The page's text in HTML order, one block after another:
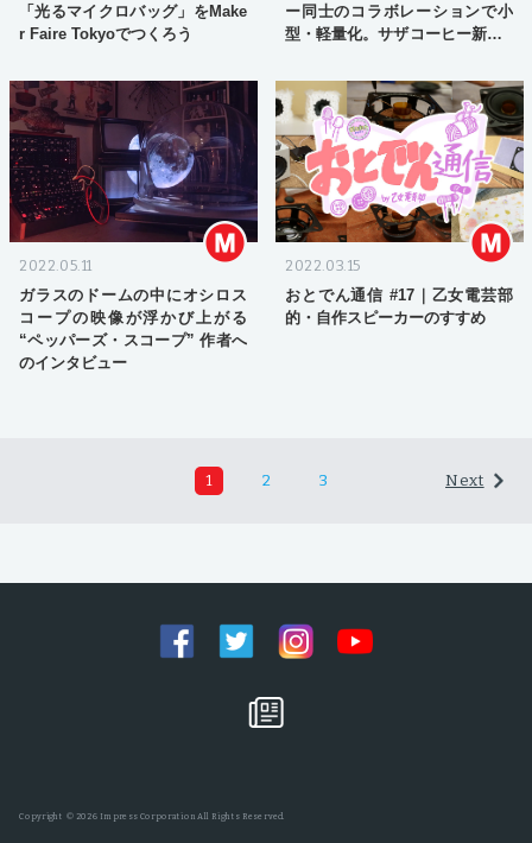
「光るマイクロバッグ」をMake
r Faire Tokyoでつくろう
ー同士のコラボレーションで小
型・軽量化。サザコーヒー新橋S
2022.05.11
ガラスのドームの中にオシロス
コープの映像が浮かび上がる
“ペッパーズ・スコープ” 作者へ
のインタビュー
2022.03.15
おとでん通信 #17｜乙女電芸部
的・自作スピーカーのすすめ
1 2 3 Next
Copyright © 2026 Impress Corporation All Rights Reserved.